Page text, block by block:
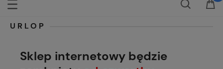
URLOP
Sklep internetowy będzie